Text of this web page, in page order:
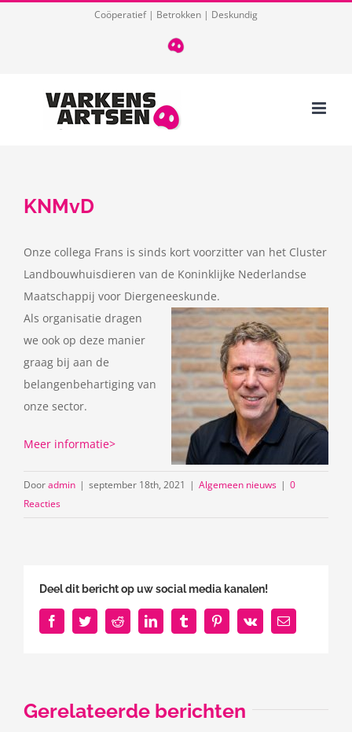
Coöperatief | Betrokken | Deskundig
T
085
KNMvD
Onze collega Frans is sinds kort voorzitter van het Cluster
Landbouwhuisdieren van de Koninklijke Nederlandse
Maatschappij voor Diergeneeskunde.
Als organisatie dragen
we ook op deze manier
graag bij aan de
belangenbehartiging van
onze sector.
Meer informatie>
Dooradmin | september 18th, 2021 | Algemeen nieuws | 0
Reacties
Deel dit bericht op uw social media kanalen!
FacebookTwitterRedditLinkedInTumblr PinterestVk
E-
mail
Gerelateerde berichten